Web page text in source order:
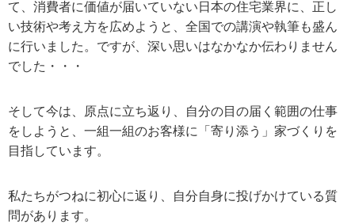
て、消費者に価値が届いていない日本の住宅業界に、正し
い技術や考え方を広めようと、全国での講演や執筆も盛ん
に行いました。ですが、深い思いはなかなか伝わりません
でした・・・
そして今は、原点に立ち返り、自分の目の届く範囲の仕事
をしようと、一組一組のお客様に「寄り添う」家づくりを
目指しています。
私たちがつねに初心に返り、自分自身に投げかけている質
問があります。